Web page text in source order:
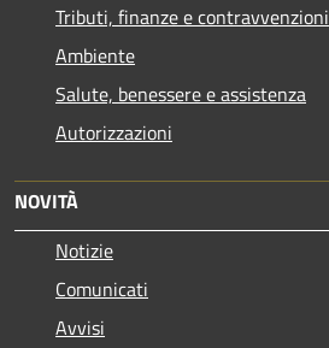
Tributi, finanze e contravvenzioni
Ambiente
Salute, benessere e assistenza
Autorizzazioni
NOVITÀ
Notizie
Comunicati
Avvisi